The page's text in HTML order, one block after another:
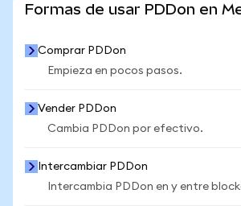
Formas de usar PDDon en
Comprar PDDon
Empieza en pocos pasos.
Vender PDDon
Cambia PDDon por efectivo.
Intercambiar PDDon
Intercambia PDDon en y entre